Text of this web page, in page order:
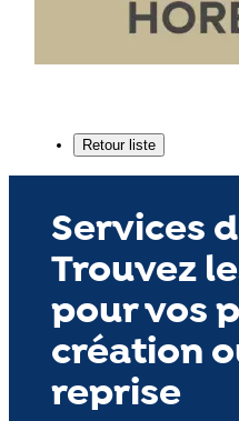
Services
Trouvez
pour vos
création
reprise